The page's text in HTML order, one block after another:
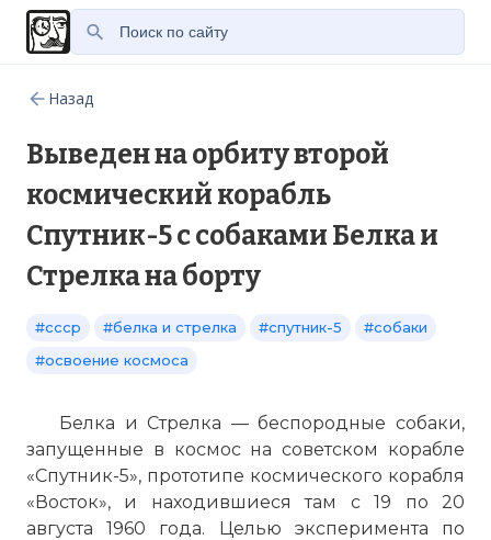
Назад
Выведен на орбиту второй
космический корабль
Спутник-5 с собаками Белка и
Стрелка на борту
#ссср #белка и стрелка #спутник-5
#собаки
#освоение космоса
Белка и Стрелка — беспородные собаки,
запущенные в космос на советском корабле
«Спутник-5», прототипе космического корабля
«Восток», и находившиеся там с 19 по 20
августа 1960 года. Целью эксперимента по